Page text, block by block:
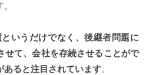
いうだけでなく、後継者問題に
せて、会社を存続させることがで
あると注目されています。